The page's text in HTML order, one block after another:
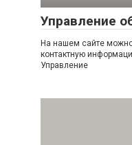
Управление
На нашем сайте
контактную
Управление